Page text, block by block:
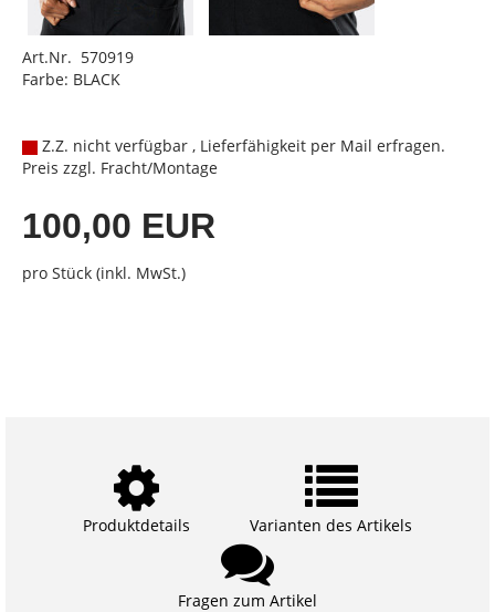
Art.Nr. 570919
Farbe: BLACK
Z.Z. nicht verfügbar , Lieferfähigkeit per Mail erfragen.
Preis zzgl. Fracht/Montage
100,00 EUR
pro Stück (inkl. MwSt.)
Produktdetails Varianten des Artikels
Fragen zum Artikel